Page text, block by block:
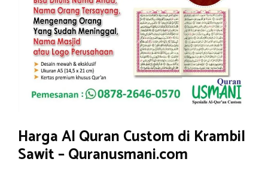
Harga Al Quran Custom di Krambil
Sawit – Quranusmani.com